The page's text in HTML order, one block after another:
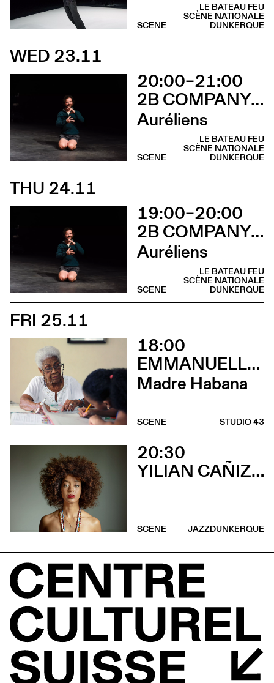
LE BATEAU FEU
SCÈNE NATIONALE
DUNKERQUE
SCENE
WED 23.11
20:00–21:00
2B COMPANY - FRANÇOIS GREMAUD
Auréliens
LE BATEAU FEU
SCÈNE NATIONALE
DUNKERQUE
SCENE
THU 24.11
19:00–20:00
2B COMPANY - FRANÇOIS GREMAUD
Auréliens
LE BATEAU FEU
SCÈNE NATIONALE
DUNKERQUE
SCENE
FRI 25.11
18:00
EMMANUELLE DE RIEDMATTEN
Madre Habana
STUDIO 43
SCENE
20:30
YILIAN CAÑIZARES
JAZZDUNKERQUE
SCENE